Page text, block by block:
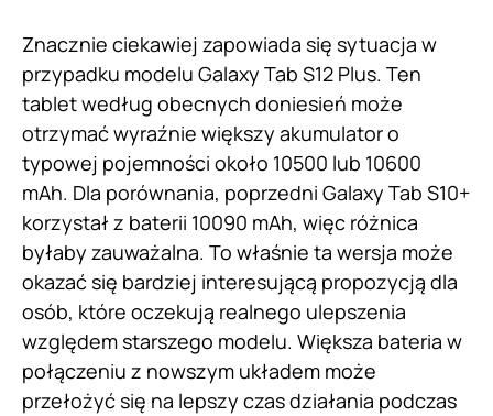
Znacznie ciekawiej zapowiada się sytuacja w
przypadku modelu Galaxy Tab S12 Plus. Ten
tablet według obecnych doniesień może
otrzymać wyraźnie większy akumulator o
typowej pojemności około 10500 lub 10600
mAh. Dla porównania, poprzedni Galaxy Tab S10+
korzystał z baterii 10090 mAh, więc różnica
byłaby zauważalna. To właśnie ta wersja może
okazać się bardziej interesującą propozycją dla
osób, które oczekują realnego ulepszenia
względem starszego modelu. Większa bateria w
połączeniu z nowszym układem może
przełożyć się na lepszy czas działania podczas